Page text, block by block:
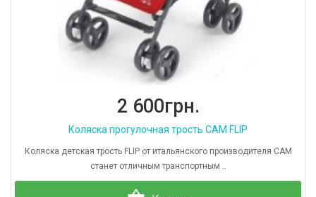
2 600грн.
Коляска прогулочная трость CAM FLIP
Коляска детская трость FLIP от итальянского производителя CAM
станет отличным транспортным ..